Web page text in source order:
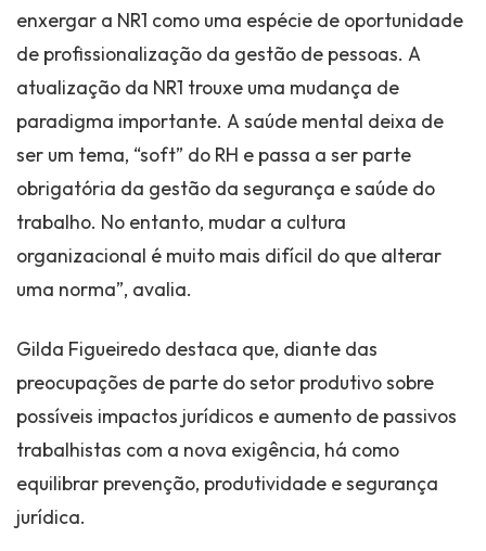
enxergar a NR1 como uma espécie de oportunidade
de profissionalização da gestão de pessoas. A
atualização da NR1 trouxe uma mudança de
paradigma importante. A saúde mental deixa de
ser um tema, “soft” do RH e passa a ser parte
obrigatória da gestão da segurança e saúde do
trabalho. No entanto, mudar a cultura
organizacional é muito mais difícil do que alterar
uma norma”, avalia.
Gilda Figueiredo destaca que, diante das
preocupações de parte do setor produtivo sobre
possíveis impactos jurídicos e aumento de passivos
trabalhistas com a nova exigência, há como
equilibrar prevenção, produtividade e segurança
jurídica.